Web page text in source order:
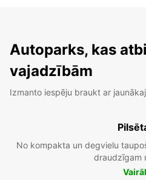
Autoparks, kas
vajadzībām
Izmanto iespēju braukt ar
No kompakta un degvielu
draudzīgam